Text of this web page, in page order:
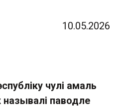
10.05.2026
чулі амаль
паводле